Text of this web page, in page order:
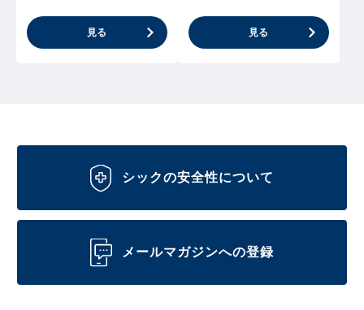
見る 見る
シックの安全性について
メールマガジンへの登録